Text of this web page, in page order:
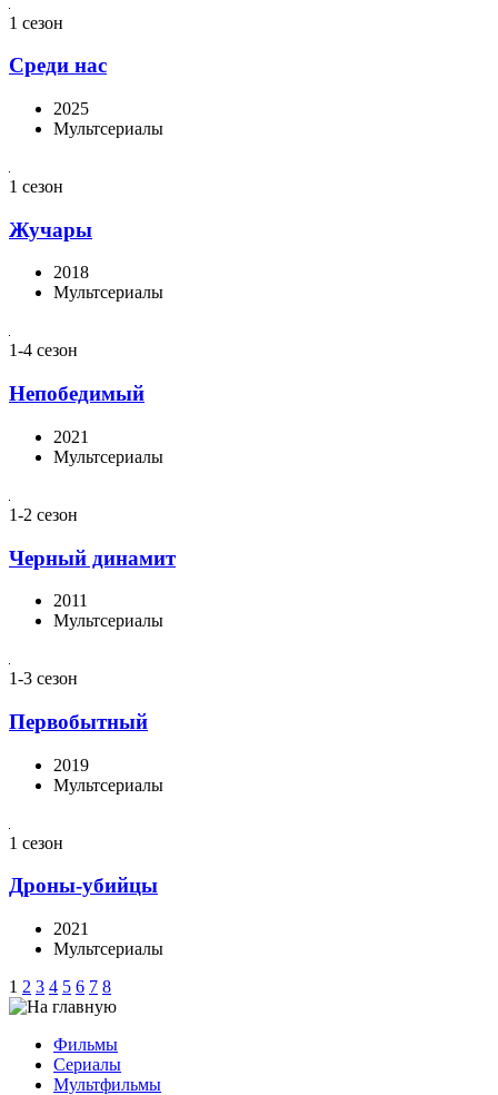
1 сезон
Среди нас
2025
Мультсериалы
1 сезон
Жучары
2018
Мультсериалы
1-4 сезон
Непобедимый
2021
Мультсериалы
1-2 сезон
Черный динамит
2011
Мультсериалы
1-3 сезон
Первобытный
2019
Мультсериалы
1 сезон
Дроны-убийцы
2021
Мультсериалы
1 2 3 4 5 6 7 8
Фильмы
Сериалы
Мультфильмы